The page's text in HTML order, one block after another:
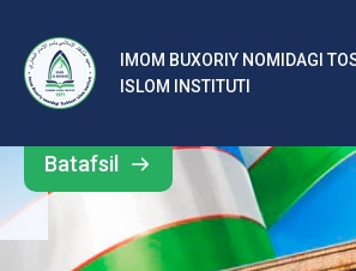
IMOM BUXORIY NOMIDAGI
ISLOM INSTITUTI
b
al
ar
o‘
Barcha
yangiliklar
Batafsil